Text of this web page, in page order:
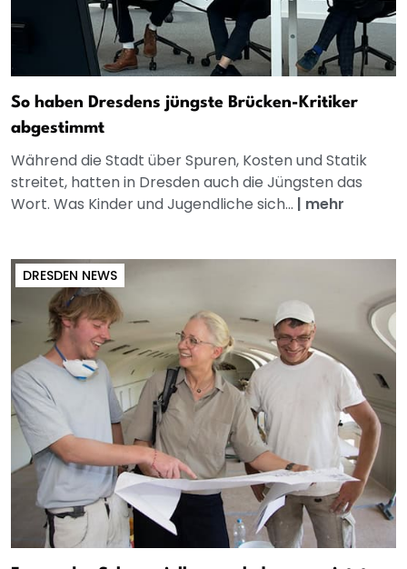
So haben Dresdens jüngste Brücken-Kritiker
abgestimmt
Während die Stadt über Spuren, Kosten und Statik
streitet, hatten in Dresden auch die Jüngsten das
Wort. Was Kinder und Jugendliche sich... | mehr
DRESDEN NEWS